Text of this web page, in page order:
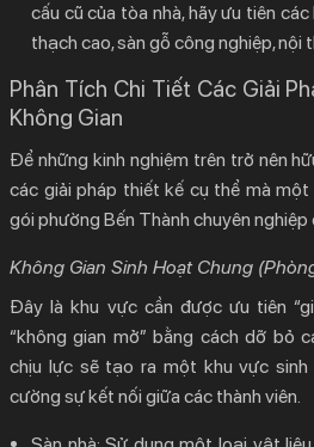
cấu cũ của tòa nhà, hãy ưu tiên
thạch cao, sàn gỗ công nghiệp, nội
Phân Tích Chi Tiết Các Giải
Không Gian
Để những kinh nghiệm trên trở nên
các giải pháp thiết kế cụ thể mà một
gói phường Bến Thành chuyên nghiệp
Không Gian Sinh Hoạt Chung
Đây là khu vực cần được ưu tiên
“không gian mở” bằng cách dỡ bỏ
chịu lực sẽ tạo ra một khu vực sinh
cường sự kết nối giữa các thành viên.